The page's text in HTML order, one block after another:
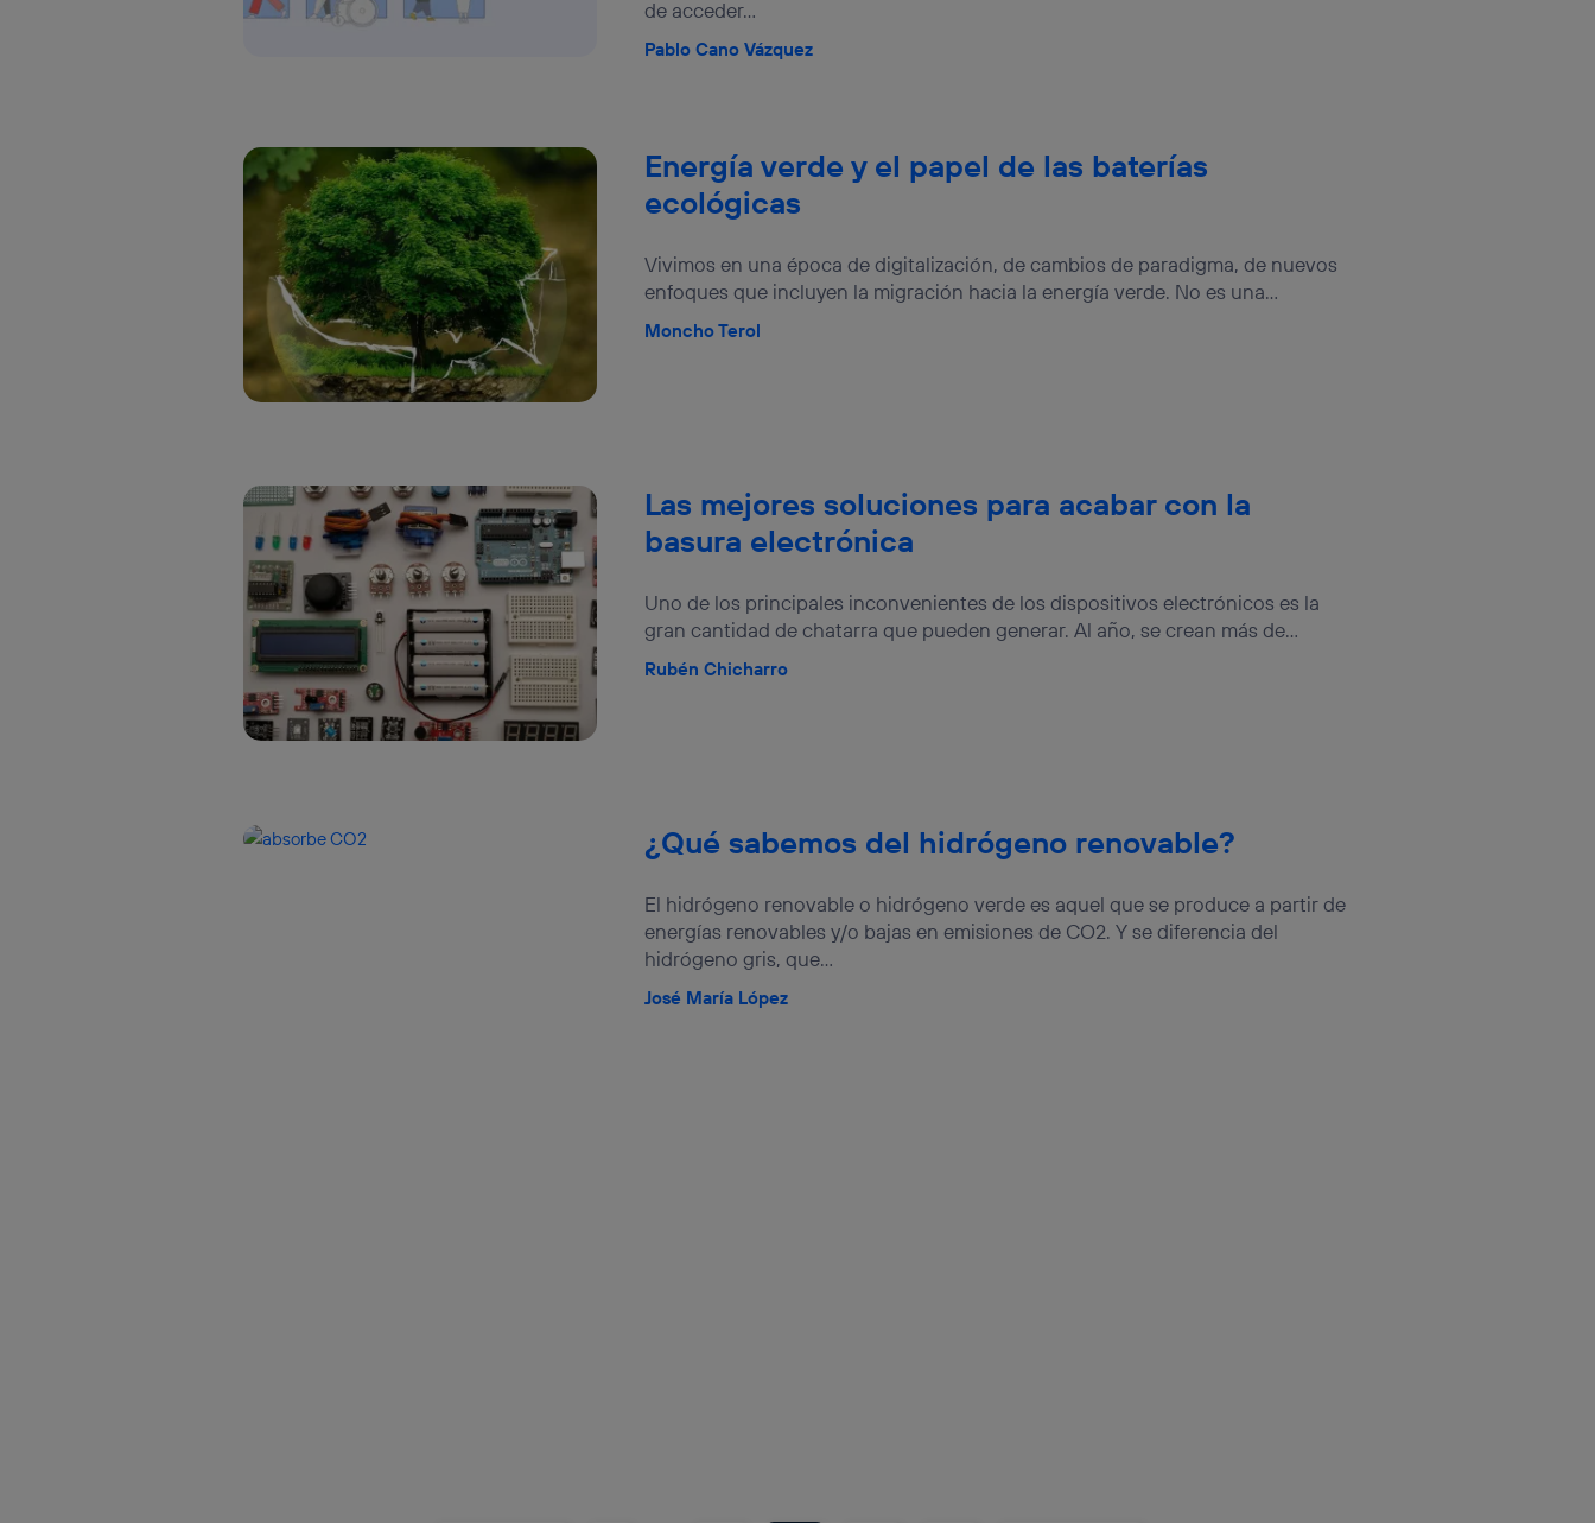
de acceder...
Pablo Cano Vázquez
Energía verde y el papel de las baterías
ecológicas
Vivimos en una época de digitalización, de cambios de paradigma, de nuevos
enfoques que incluyen la migración hacia la energía verde. No es una...
Moncho Terol
Las mejores soluciones para acabar con la
basura electrónica
Uno de los principales inconvenientes de los dispositivos electrónicos es la
gran cantidad de chatarra que pueden generar. Al año, se crean más de...
Rubén Chicharro
¿Qué sabemos del hidrógeno renovable?
El hidrógeno renovable o hidrógeno verde es aquel que se produce a partir de
energías renovables y/o bajas en emisiones de CO2. Y se diferencia del
hidrógeno gris, que...
José María López